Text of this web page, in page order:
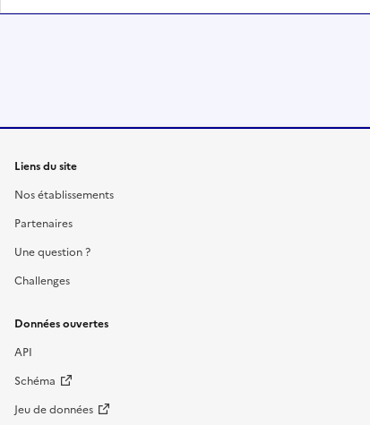
Liens du site
Nos établissements
Partenaires
Une question ?
Challenges
Données ouvertes
API
Schéma
Jeu de données